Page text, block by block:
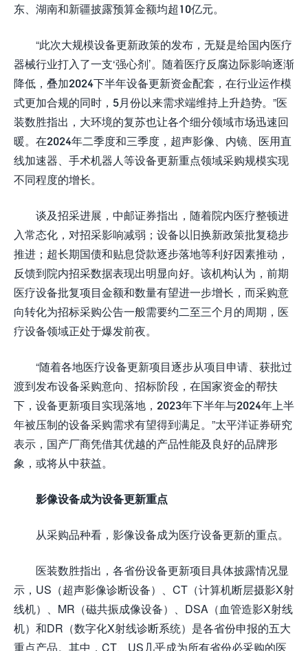
东、湖南和新疆披露预算金额均超10亿元。
“此次大规模设备更新政策的发布，无疑是给国内医疗
器械行业打入了一支‘强心剂’。随着医疗反腐边际影响逐渐
降低，叠加2024下半年设备更新资金配套，在行业运作模
式更加合规的同时，5月份以来需求端维持上升趋势。”医
装数胜指出，大环境的复苏也让各个细分领域市场迅速回
暖。在2024年二季度和三季度，超声影像、内镜、医用直
线加速器、手术机器人等设备更新重点领域采购规模实现
不同程度的增长。
谈及招采进展，中邮证券指出，随着院内医疗整顿进
入常态化，对招采影响减弱；设备以旧换新政策批复稳步
推进；超长期国债和贴息贷款逐步落地等利好因素推动，
反馈到院内招采数据表现出明显向好。该机构认为，前期
医疗设备批复项目金额和数量有望进一步增长，而采购意
向转化为招标采购公告一般需要约二至三个月的周期，医
疗设备领域正处于爆发前夜。
“随着各地医疗设备更新项目逐步从项目申请、获批过
渡到发布设备采购意向、招标阶段，在国家资金的帮扶
下，设备更新项目实现落地，2023年下半年与2024年上半
年被压制的设备采购需求有望得到满足。”太平洋证券研究
表示，国产厂商凭借其优越的产品性能及良好的品牌形
象，或将从中获益。
影像设备成为设备更新重点
从采购品种看，影像设备成为医疗设备更新的重点。
医装数胜指出，各省份设备更新项目具体披露情况显
示，US（超声影像诊断设备）、CT（计算机断层摄影X射
线机）、MR（磁共振成像设备）、DSA（血管造影X射线
机）和DR（数字化X射线诊断系统）是各省份申报的五大
重点产品。其中，CT、US几乎成为所有省份必采购的医